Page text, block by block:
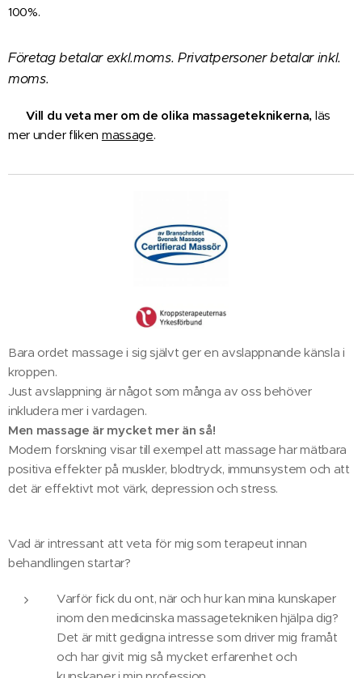
100%.
Företag betalar exkl.moms. Privatpersoner betalar inkl.
moms.
✅Vill du veta mer om de olika massageteknikerna, läs
mer under fliken massage.
Bara ordet massage i sig självt ger en avslappnande känsla i
kroppen.
Just avslappning är något som många av oss behöver
inkludera mer i vardagen.
Men massage är mycket mer än så!
Modern forskning visar till exempel att massage har mätbara
positiva effekter på muskler, blodtryck, immunsystem och att
det är effektivt mot värk, depression och stress.
Vad är intressant att veta för mig som terapeut innan
behandlingen startar?
Varför fick du ont, när och hur kan mina kunskaper
inom den medicinska massagetekniken hjälpa dig?
Det är mitt gedigna intresse som driver mig framåt
och har givit mig så mycket erfarenhet och